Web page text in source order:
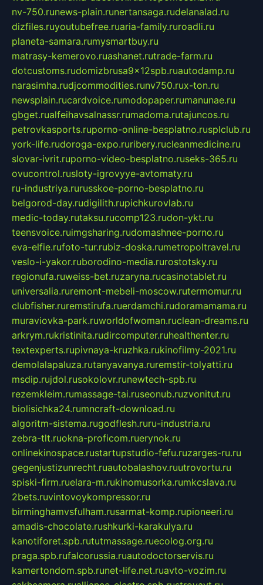
nv-750.runews-plain.runertansaga.rudelanalad.ru
dizfiles.ruyoutubefree.ruaria-family.ruroadli.ru
planeta-samara.rumysmartbuy.ru
matrasy-kemerovo.ruashanet.rutrade-farm.ru
dotcustoms.rudomizbrusa9x12spb.ruautodamp.ru
narasimha.rudjcommodities.runv750.rux-ton.ru
newsplain.rucardvoice.rumodopaper.rumanunae.ru
gbget.rualfeihavsalnassr.rumadoma.rutajuncos.ru
petrovkasports.ruporno-online-besplatno.rusplclub.ru
york-life.rudoroga-expo.ruribery.rucleanmedicine.ru
slovar-ivrit.ruporno-video-besplatno.ruseks-365.ru
ovucontrol.rusloty-igrovyye-avtomaty.ru
ru-industriya.rurusskoe-porno-besplatno.ru
belgorod-day.rudigilith.rupichkurovlab.ru
medic-today.rutaksu.rucomp123.rudon-ykt.ru
teensvoice.ruimgsharing.rudomashnee-porno.ru
eva-elfie.rufoto-tur.rubiz-doska.rumetropoltravel.ru
veslo-i-yakor.ruborodino-media.rurostotsky.ru
regionufa.ruweiss-bet.ruzaryna.rucasinotablet.ru
universalia.ruremont-mebeli-moscow.rutermomur.ru
clubfisher.ruremstirufa.ruerdamchi.rudoramamama.ru
muraviovka-park.ruworldofwoman.ruclean-dreams.ru
arkrym.rukristinita.rudircomputer.ruhealthenter.ru
textexperts.rupivnaya-kruzhka.rukinofilmy-2021.ru
demolalapaluza.rutanyavanya.ruremstir-tolyatti.ru
msdip.rujdol.rusokolovr.runewtech-spb.ru
rezemkleim.rumassage-tai.ruseonub.ruzvonitut.ru
biolisichka24.rumncraft-download.ru
algoritm-sistema.rugodflesh.ruru-industria.ru
zebra-tlt.ruokna-proficom.ruerynok.ru
onlinekinospace.rustartupstudio-fefu.ruzarges-ru.ru
gegenjustizunrecht.ruautobalashov.ruutrovortu.ru
spiski-firm.ruelara-m.rukinomusorka.rumkcslava.ru
2bets.ruvintovoykompressor.ru
birminghamvsfulham.rusarmat-komp.rupioneeri.ru
amadis-chocolate.rushkurki-karakulya.ru
kanotiforet.spb.rututmassage.ruecolog.org.ru
praga.spb.rufalcorussia.ruautodoctorservis.ru
kamertondom.spb.runet-life.net.ruavto-vozim.ru